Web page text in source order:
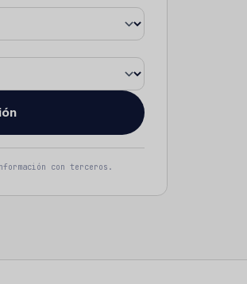
con terceros.